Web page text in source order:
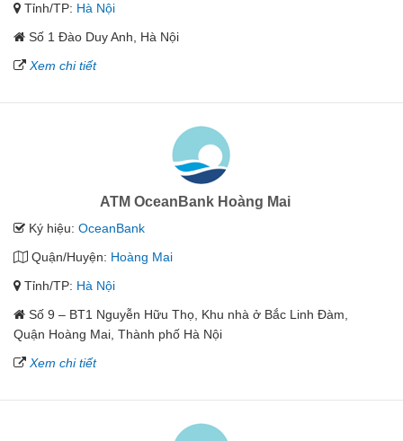
Tỉnh/TP: Hà Nội
Số 1 Đào Duy Anh, Hà Nội
Xem chi tiết
ATM OceanBank Hoàng Mai
Ký hiệu: OceanBank
Quận/Huyện: Hoàng Mai
Tỉnh/TP: Hà Nội
Số 9 – BT1 Nguyễn Hữu Thọ, Khu nhà ở Bắc Linh Đàm,
Quận Hoàng Mai, Thành phố Hà Nội
Xem chi tiết